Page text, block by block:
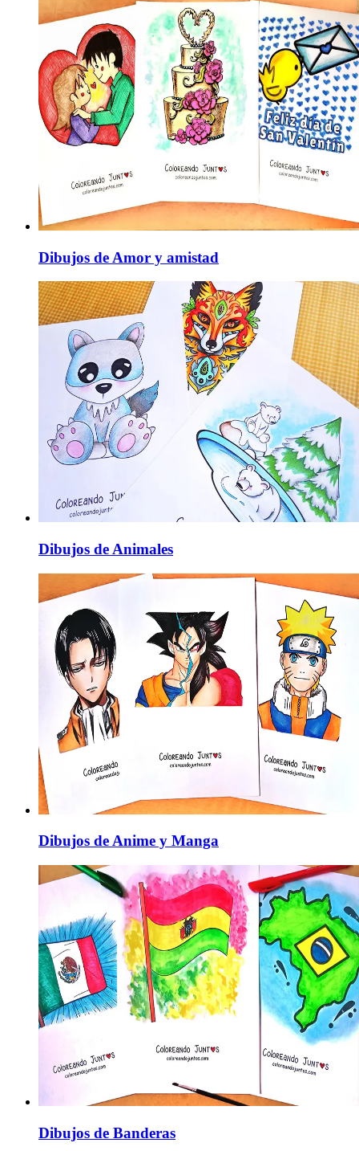
Dibujos de Amor y amistad
Dibujos de Animales
Dibujos de Anime y Manga
Dibujos de Banderas